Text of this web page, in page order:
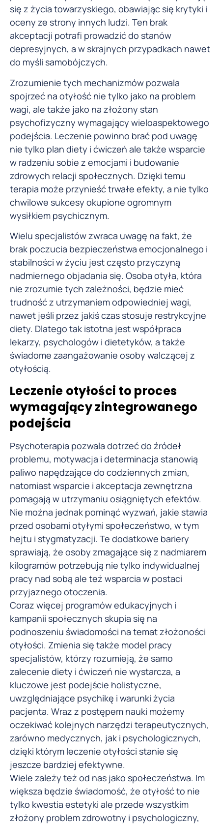
się z życia towarzyskiego, obawiając się krytyki i
oceny ze strony innych ludzi. Ten brak
akceptacji potrafi prowadzić do stanów
depresyjnych, a w skrajnych przypadkach nawet
do myśli samobójczych.
Zrozumienie tych mechanizmów pozwala
spojrzeć na otyłość nie tylko jako na problem
wagi, ale także jako na złożony stan
psychofizyczny wymagający wieloaspektowego
podejścia. Leczenie powinno brać pod uwagę
nie tylko plan diety i ćwiczeń ale także wsparcie
w radzeniu sobie z emocjami i budowanie
zdrowych relacji społecznych. Dzięki temu
terapia może przynieść trwałe efekty, a nie tylko
chwilowe sukcesy okupione ogromnym
wysiłkiem psychicznym.
Wielu specjalistów zwraca uwagę na fakt, że
brak poczucia bezpieczeństwa emocjonalnego i
stabilności w życiu jest często przyczyną
nadmiernego objadania się. Osoba otyła, która
nie zrozumie tych zależności, będzie mieć
trudność z utrzymaniem odpowiedniej wagi,
nawet jeśli przez jakiś czas stosuje restrykcyjne
diety. Dlatego tak istotna jest współpraca
lekarzy, psychologów i dietetyków, a także
świadome zaangażowanie osoby walczącej z
otyłością.
Leczenie otyłości to proces
wymagający zintegrowanego
podejścia
Psychoterapia pozwala dotrzeć do źródeł
problemu, motywacja i determinacja stanowią
paliwo napędzające do codziennych zmian,
natomiast wsparcie i akceptacja zewnętrzna
pomagają w utrzymaniu osiągniętych efektów.
Nie można jednak pominąć wyzwań, jakie stawia
przed osobami otyłymi społeczeństwo, w tym
hejtu i stygmatyzacji. Te dodatkowe bariery
sprawiają, że osoby zmagające się z nadmiarem
kilogramów potrzebują nie tylko indywidualnej
pracy nad sobą ale też wsparcia w postaci
przyjaznego otoczenia.
Coraz więcej programów edukacyjnych i
kampanii społecznych skupia się na
podnoszeniu świadomości na temat złożoności
otyłości. Zmienia się także model pracy
specjalistów, którzy rozumieją, że samo
zalecenie diety i ćwiczeń nie wystarcza, a
kluczowe jest podejście holistyczne,
uwzględniające psychikę i warunki życia
pacjenta. Wraz z postępem nauki możemy
oczekiwać kolejnych narzędzi terapeutycznych,
zarówno medycznych, jak i psychologicznych,
dzięki którym leczenie otyłości stanie się
jeszcze bardziej efektywne.
Wiele zależy też od nas jako społeczeństwa. Im
większa będzie świadomość, że otyłość to nie
tylko kwestia estetyki ale przede wszystkim
złożony problem zdrowotny i psychologiczny,